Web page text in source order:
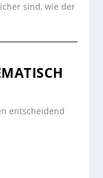
sind, wie der
entscheidend